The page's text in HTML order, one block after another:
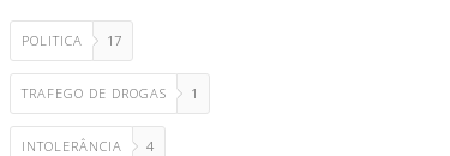
POLITICA 17
TRAFEGO DE DROGAS 1
INTOLERÂNCIA 4